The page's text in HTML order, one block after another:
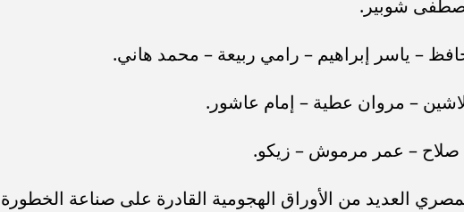
شوبير.
– ياسر إبراهيم – رامي ربيعة – محمد هاني.
– مروان عطية – إمام عاشور.
– عمر مرموش – زيكو.
العديد من الأوراق الهجومية القادرة على صناعة